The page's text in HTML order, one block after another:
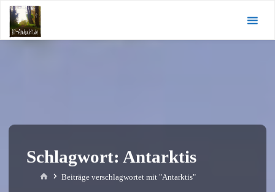
Zum
Inhalt
springen
Schlagwort: Antarktis
StartBeiträge verschlagwortet mit "Antarktis"